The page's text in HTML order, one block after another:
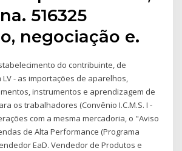
516325
negociação e.
do contribuinte, de
- as importações de aparelhos,
instrumentos e aprendizagem de
os trabalhadores (Convênio I.C.M.S. I -
com a mesma mercadoria, o "Aviso
de Alta Performance (Programa
EaD. Vendedor de Produtos e